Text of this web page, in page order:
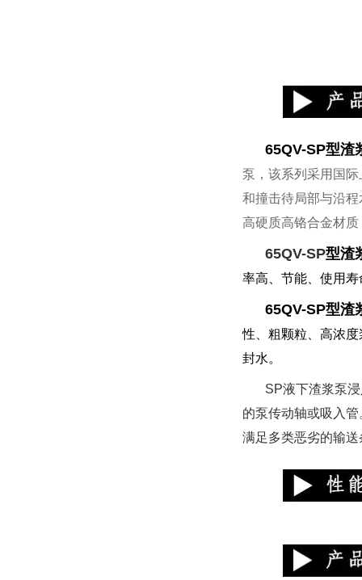
65QV-SP型渣
泵，该系列采用国
和撞击待局部与沿
高硬质高铬合金材
65QV-SP型渣
率高、节能、使用
65QV-SP型渣
性、粗颗粒、高浓
封水。
SP液下渣浆泵
的泵传动轴或吸入
满足多类恶劣的输送